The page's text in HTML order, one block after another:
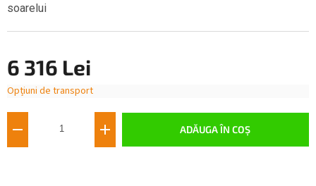
6 316 Lei
Evaluare
Opțiuni de transport
ADĂUGA ÎN COŞ
soarelui